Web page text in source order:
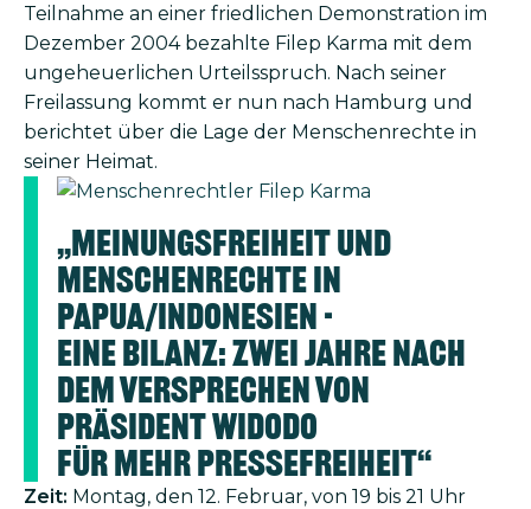
Teilnahme an einer friedlichen Demonstration im
Dezember 2004 bezahlte Filep Karma mit dem
ungeheuerlichen Urteilsspruch. Nach seiner
Freilassung kommt er nun nach Hamburg und
berichtet über die Lage der Menschenrechte in
seiner Heimat.
Bild
„Meinungsfreiheit und
Menschenrechte in
Papua/Indonesien -
Eine Bilanz: Zwei Jahre nach
dem Versprechen von
Präsident Widodo
für mehr Pressefreiheit“
Zeit: Montag, den 12. Februar, von 19 bis 21 Uhr